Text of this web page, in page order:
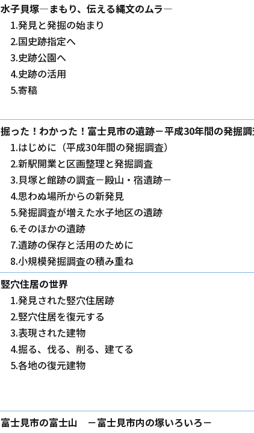
水子貝塚―まもり、伝える縄文のムラ―
1.発見と発掘の始まり
2.国史跡指定へ
3.史跡公園へ
4.史跡の活用
5.寄稿
掘った！わかった！富士見市の遺跡－平成30年間の発掘調
1.はじめに（平成30年間の発掘調査）
2.新駅開業と区画整理と発掘調査
3.貝塚と館跡の調査－殿山・宿遺跡－
4.思わぬ場所からの新発見
5.発掘調査が増えた水子地区の遺跡
6.そのほかの遺跡
7.遺跡の保存と活用のために
8.小規模発掘調査の積み重ね
竪穴住居の世界
1.発見された竪穴住居跡
2.竪穴住居を復元する
3.表現された建物
4.掘る、伐る、削る、建てる
5.各地の復元建物
富士見市の富士山 －富士見市内の塚いろいろ－